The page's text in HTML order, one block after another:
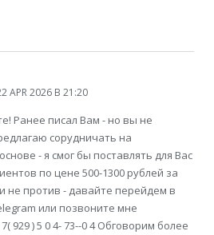
APR 2026 В 21:20
Ранее писал Вам - но вы не
сорудничать на
- я смог бы поставлять для Вас
по цене 500-1300 рублей за
не против - давайте перейдем в
или позвоните мне
929 ) 5 0 4- 73--0 4 Обговорим более